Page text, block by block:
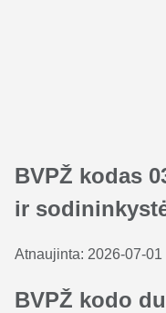
BVPŽ kodas
ir
Atnaujinta: 2026-07-01
BVPŽ kodo